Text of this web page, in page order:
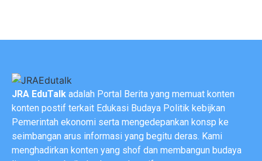
JRA EduTalk adalah Portal Berita yang memuat konten
konten postif terkait Edukasi Budaya Politik kebijkan
Pemerintah ekonomi serta mengedepankan konsp ke
seimbangan arus informasi yang begitu deras. Kami
menghadirkan konten yang shof dan membangun budaya